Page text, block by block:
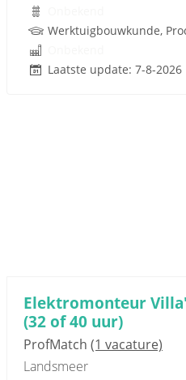
Werktuigbouwkunde,
Laatste update: 7-8-2026
Elektromonteur
(32 of 40 uur)
ProfMatch (1 vacature)
Landsmeer